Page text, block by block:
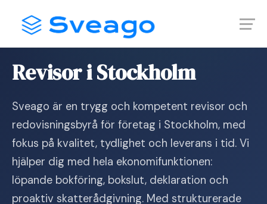
content
Revisor i Stockholm
Sveago är en trygg och kompetent revisor och
redovisningsbyrå för företag i Stockholm, med
fokus på kvalitet, tydlighet och leverans i tid. Vi
hjälper dig med hela ekonomifunktionen:
löpande bokföring, bokslut, deklaration och
proaktiv skatterådgivning. Med strukturerade